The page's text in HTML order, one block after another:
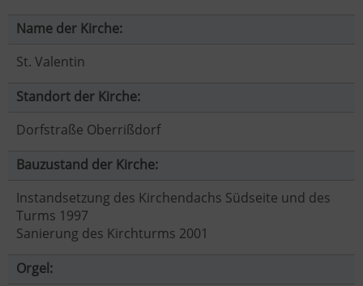
Name der Kirche:
St. Valentin
Standort der Kirche:
Dorfstraße Oberrißdorf
Bauzustand der Kirche:
Instandsetzung des Kirchendachs Südseite und des
Turms 1997
Sanierung des Kirchturms 2001
Orgel: